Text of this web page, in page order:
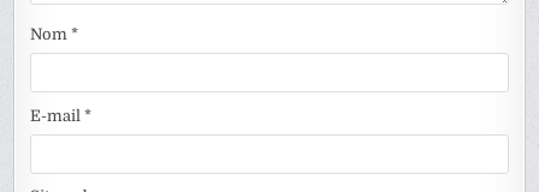
Nom*
E-mail*